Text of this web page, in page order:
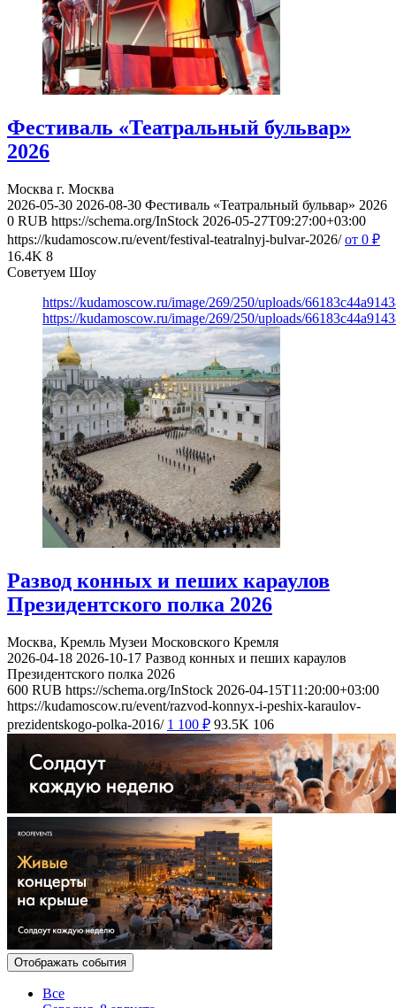
Фестиваль «Театральный бульвар»
2026
Москва г. Москва
2026-05-30 2026-08-30 Фестиваль «Театральный бульвар» 2026
0 RUB https://schema.org/InStock 2026-05-27T09:27:00+03:00
https://kudamoscow.ru/event/festival-teatralnyj-bulvar-2026/ от 0 ₽
16.4K 8
Советуем Шоу
https://kudamoscow.ru/image/269/250/uploads/
https://kudamoscow.ru/image/269/250/uploads/
Развод конных и пеших караулов
Президентского полка 2026
Москва, Кремль Музеи Московского Кремля
2026-04-18 2026-10-17 Развод конных и пеших караулов
Президентского полка 2026
600 RUB https://schema.org/InStock 2026-04-15T11:20:00+03:00
https://kudamoscow.ru/event/razvod-konnyx-i-peshix-karaulov-
prezidentskogo-polka-2016/ 1 100 ₽ 93.5K 106
Отображать события
Все